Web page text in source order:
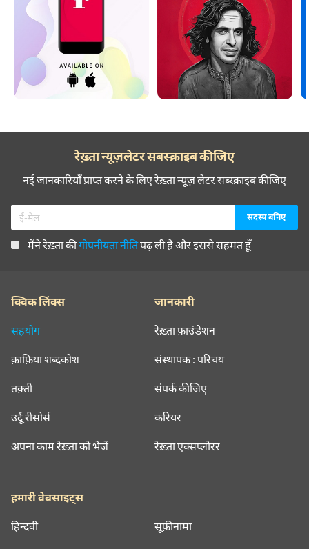
रेख़्ता न्यूज़लेटर सबस्क्राइब कीजिए
नई जानकारियाँ प्राप्त करने के लिए रेख़्ता न्यूज़ लेटर सब्स्क्राइब कीजिए
मैंने रेख़्ता कीगोपनीयता नीतिपढ़ ली है और इससे सहमत हूँ
क्विक लिंक्स
सहयोग
क़ाफ़िया शब्दकोश
तक़्ती
उर्दू रीसोर्स
अपना काम रेख़्ता को भेजें
जानकारी
रेख़्ता फ़ाउंडेशन
संस्थापक : परिचय
संपर्क कीजिए
करियर
रेख़्ता एक्सप्लोरर
हमारी वेबसाइट्स
हिन्दवी सूफ़ीनामा